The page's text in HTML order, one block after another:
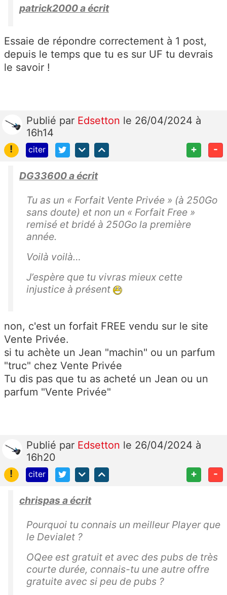
patrick2000 a écrit
Essaie de répondre correctement à 1 post,
depuis le temps que tu es sur UF tu devrais
le savoir !
Publié par Edsetton le 26/04/2024 à
16h14
!
citer + -
DG33600 a écrit
Tu as un « Forfait Vente Privée » (à 250Go
sans doute) et non un « Forfait Free »
remisé et bridé à 250Go la première
année.
Voilà voilà…
J’espère que tu vivras mieux cette
injustice à présent
non, c'est un forfait FREE vendu sur le site
Vente Privée.
si tu achète un Jean "machin" ou un parfum
"truc" chez Vente Privée
Tu dis pas que tu as acheté un Jean ou un
parfum "Vente Privée"
Publié par Edsetton le 26/04/2024 à
16h20
!
citer + -
chrispas a écrit
Pourquoi tu connais un meilleur Player que
le Devialet ?
OQee est gratuit et avec des pubs de très
courte durée, connais-tu une autre offre
gratuite avec si peu de pubs ?